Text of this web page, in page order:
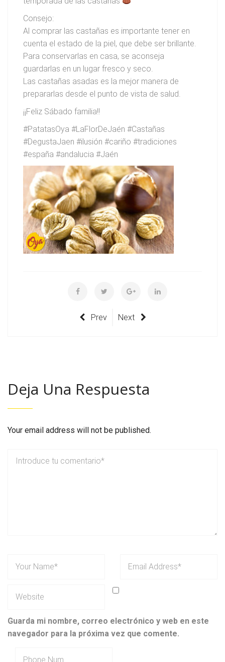
Consejo:
Al comprar las castañas es importante tener en
cuenta el estado de la piel, que debe ser brillante.
Para conservarlas en casa, se aconseja
guardarlas en un lugar fresco y seco.
Las castañas asadas es la mejor manera de
prepararlas desde el punto de vista de salud.
¡¡Feliz Sábado familia!!
#PatatasOya #LaFlorDeJaén #Castañas
#DegustaJaen #ilusión #cariño #tradiciones
#españa #andalucia #Jaén
Prev Next
Deja Una Respuesta
Your email address will not be published.
Guarda mi nombre, correo electrónico y web en este
navegador para la próxima vez que comente.